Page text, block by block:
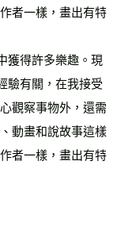
者一樣，畫出有特
得許多樂趣。現
驗有關，在我接受
觀察事物外，還需
動畫和說故事這樣
者一樣，畫出有特